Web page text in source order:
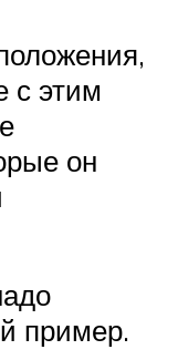
с этим
он
пример.